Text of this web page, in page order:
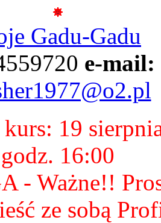
Gadu-Gadu
e-mail:
19
godz. 16:00
- Ważne!!
ze sobą